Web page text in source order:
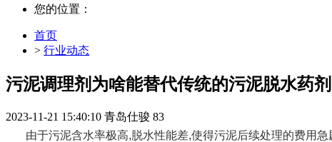
您的位置：
首页
> 行业动态
污泥调理剂为啥能替代传统的污泥脱水药
2023-11-21 15:40:10 青岛仕骏 83
由于污泥含水率极高,脱水性能差,使得污泥后续处理的费用